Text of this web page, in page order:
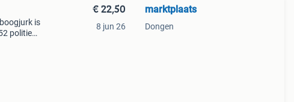
is
politie
€ 22,50
8 jun 26
marktplaats
Dongen